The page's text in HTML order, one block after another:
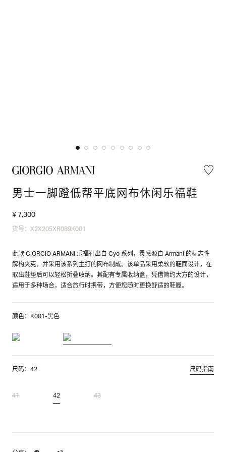
男士一脚蹬低帮平底网布休闲乐福鞋
¥ 7,300
货号：X2X205XR089K001
此款 GIORGIO ARMANI 乐福鞋出自 Gyo 系列，灵感源自 Armani 的标志性
解构夹克，并采用该系列主打的网布制成。该单品采用柔软的鞋面设计，在
取出鞋垫后可以轻松折叠收纳。其配有专属收纳盒，凭借简约大方的设计，
适用于多种场合，适合旅行时携带，方便您随时更换舒适的鞋履。
颜色：K001-黑色
尺码：42 尺码指南
41 42 43